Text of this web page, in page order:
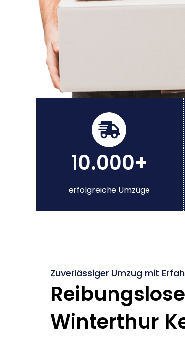
10.000+
erfolgreiche Umzüge
Zuverlässiger Umzug mit
Winterthur